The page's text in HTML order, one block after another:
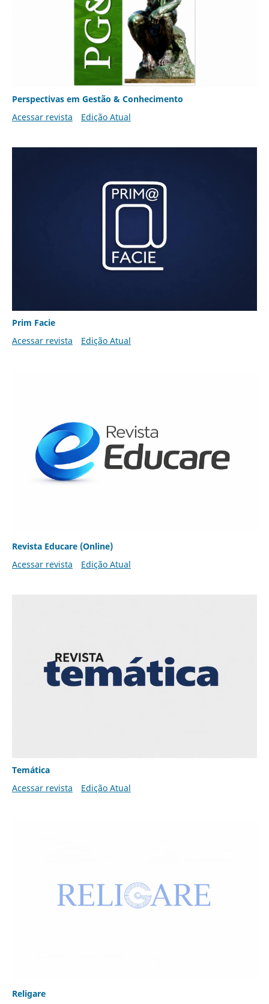
Perspectivas em Gestão & Conhecimento
Acessar revista
Edição Atual
Prim Facie
Acessar revista
Edição Atual
Revista Educare (Online)
Acessar revista
Edição Atual
Temática
Acessar revista
Edição Atual
Religare